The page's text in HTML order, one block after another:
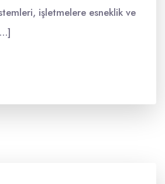
işletmelere esneklik ve